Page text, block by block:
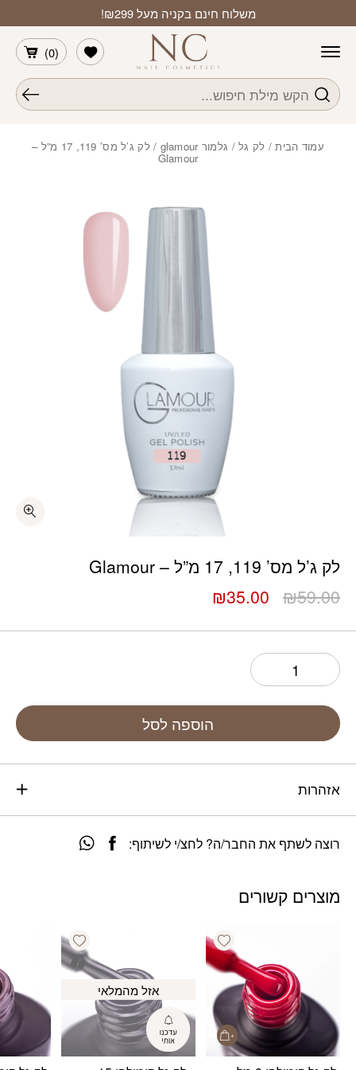
משלוח חינם בקניה מעל ₪299!
חיפוש
(
0
)
הרשימה שלי
עמוד הבית/ לק גל/ גלמור glamour / לק ג’ל מס’ 119, 17 מ”ל –
Glamour
לק ג’ל מס’ 119, 17 מ”ל – Glamour
₪59.00
המחיר
היה:
₪59.00.
₪35.00 המחיר
הוא:
הוספה לסל
אזהרות
רוצה לשתף את החבר/ה? לחצ/י לשיתוף:
מוצרים קשורים
Add wishlist
Add wishlist
אזל מהמלאי